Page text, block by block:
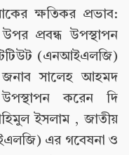
ক্ষতিকর প্রভাব:
উপর প্রবন্ধ উপস্থাপন
(এনআইএলজি)
জনাব সালেহ আহমদ
করেন দি
ইসলাম , জাতীয়
এর গবেষনা ও